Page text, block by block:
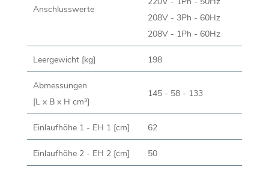
Anschlusswerte
208V - 3Ph - 60Hz
208V - 1Ph - 60Hz
Leergewicht [kg] 198
Abmessungen
[L x B x H cm³]
145 - 58 - 133
Einlaufhöhe 1 - EH 1 [cm] 62
Einlaufhöhe 2 - EH 2 [cm] 50